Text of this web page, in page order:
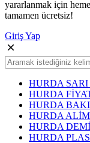
yararlanmak için
tamamen ücretsiz!
Giriş Yap
HURDA SARI
HURDA
HURDA
HURDA
HURDA
HURDA